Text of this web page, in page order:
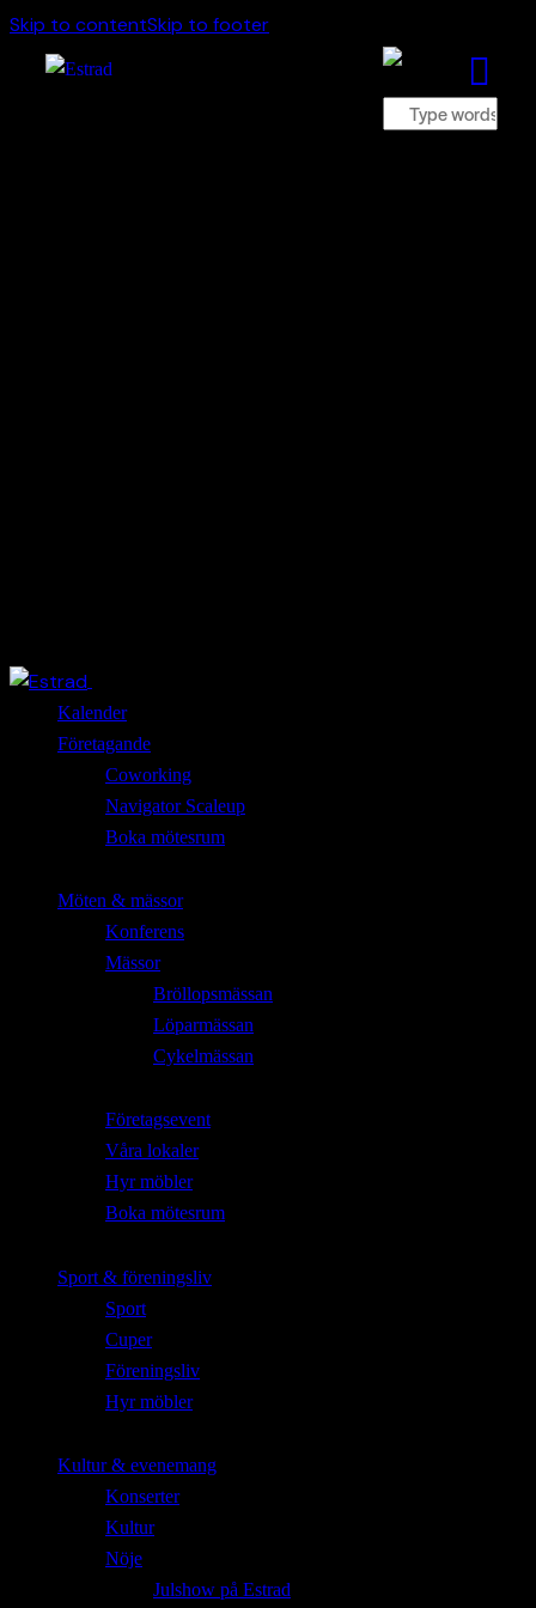
Skip to contentSkip to footer
Kalender
Företagande
Coworking
Navigator Scaleup
Boka mötesrum
Möten & mässor
Konferens
Mässor
Bröllopsmässan
Löparmässan
Cykelmässan
Företagsevent
Våra lokaler
Hyr möbler
Boka mötesrum
Sport & föreningsliv
Sport
Cuper
Föreningsliv
Hyr möbler
Kultur & evenemang
Konserter
Kultur
Nöje
Julshow på Estrad